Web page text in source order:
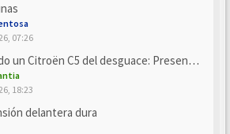
07:26
Citroën C5 del desguace: Presentación y seguimiento
18:23
delantera dura